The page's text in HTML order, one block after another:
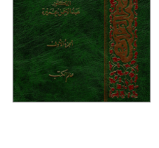
Ai
إختيارات
كتب
أكاديمية
صندوق
بلا
حدود
أسئلة
يتكرر
طرحها
أسئلة
يتكرر
طرحها
تحميل
masmu3
على
المواضيع
الأكثر
مبيعاً
وسائل
تعليمية
تعليمية
الصحة
والعناية
الشخصية